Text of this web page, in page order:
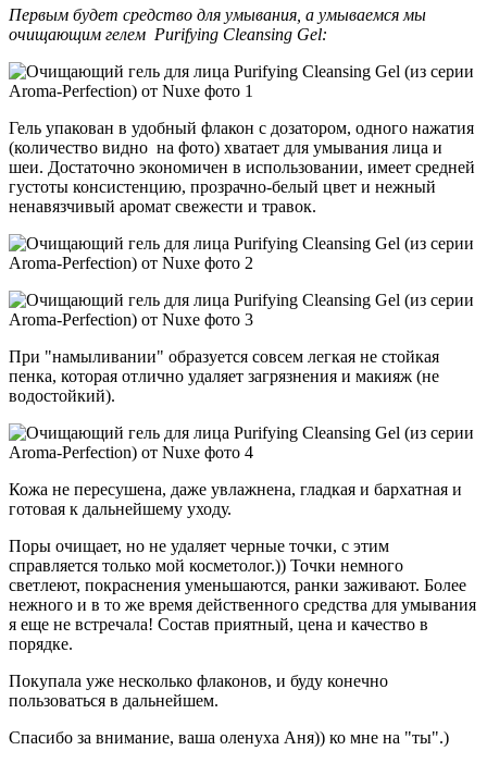
Первым будет средство для умывания, а умываемся мы
очищающим гелем Purifying Cleansing Gel:
Гель упакован в удобный флакон с дозатором, одного нажатия
(количество видно на фото) хватает для умывания лица и
шеи. Достаточно экономичен в использовании, имеет средней
густоты консистенцию, прозрачно-белый цвет и нежный
ненавязчивый аромат свежести и травок.
При "намыливании" образуется совсем легкая не стойкая
пенка, которая отлично удаляет загрязнения и макияж (не
водостойкий).
Кожа не пересушена, даже увлажнена, гладкая и бархатная и
готовая к дальнейшему уходу.
Поры очищает, но не удаляет черные точки, с этим
справляется только мой косметолог.)) Точки немного
светлеют, покраснения уменьшаются, ранки заживают. Более
нежного и в то же время действенного средства для умывания
я еще не встречала! Состав приятный, цена и качество в
порядке.
Покупала уже несколько флаконов, и буду конечно
пользоваться в дальнейшем.
Спасибо за внимание, ваша оленуха Аня)) ко мне на "ты".)